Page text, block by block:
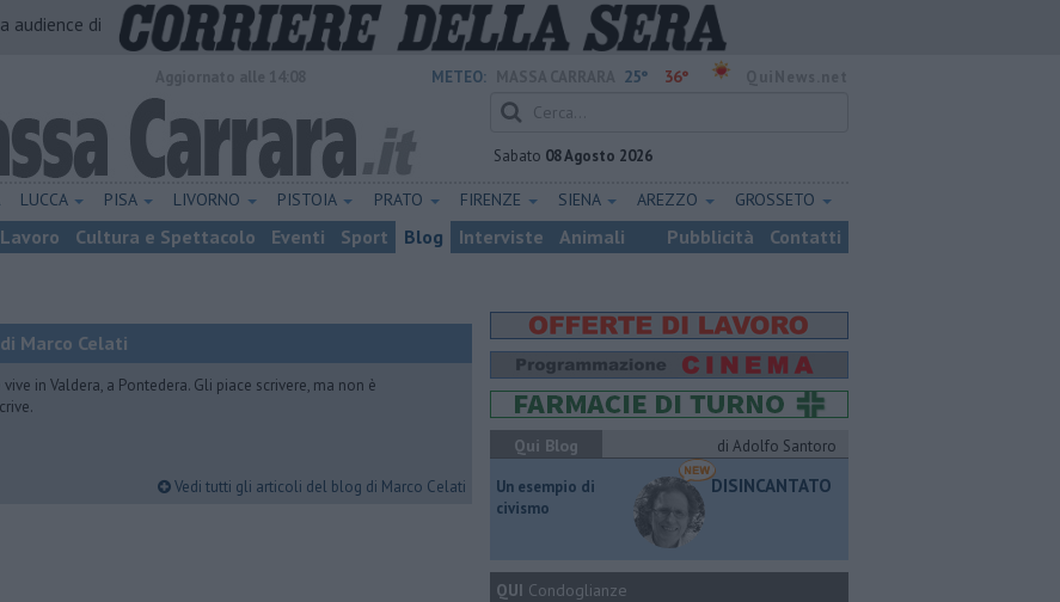
audience di
METEO: 25° 36°
Sabato 08 Agosto 2026
LUCCA PISA LIVORNO PISTOIA PRATO FIRENZE SIENA AREZZO GROSSETO
Lavoro Cultura e Spettacolo Eventi Sport Blog Interviste Animali Pubblicità Contatti
di Marco Celati
vive in Valdera, a Pontedera. Gli piace scrivere, ma non è
Vedi tutti gli articoli del blog di Marco Celati
Qui Blog
di Adolfo Santoro
​Un esempio di
civismo
DISINCANTATO
QUI Condoglianze